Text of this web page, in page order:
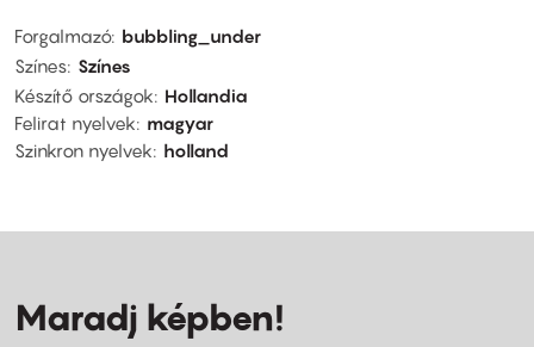
Forgalmazó bubbling_under
Színes Színes
Készítő országok
Hollandia
Felirat nyelvek
magyar
Szinkron nyelvek
holland
Maradj képben!